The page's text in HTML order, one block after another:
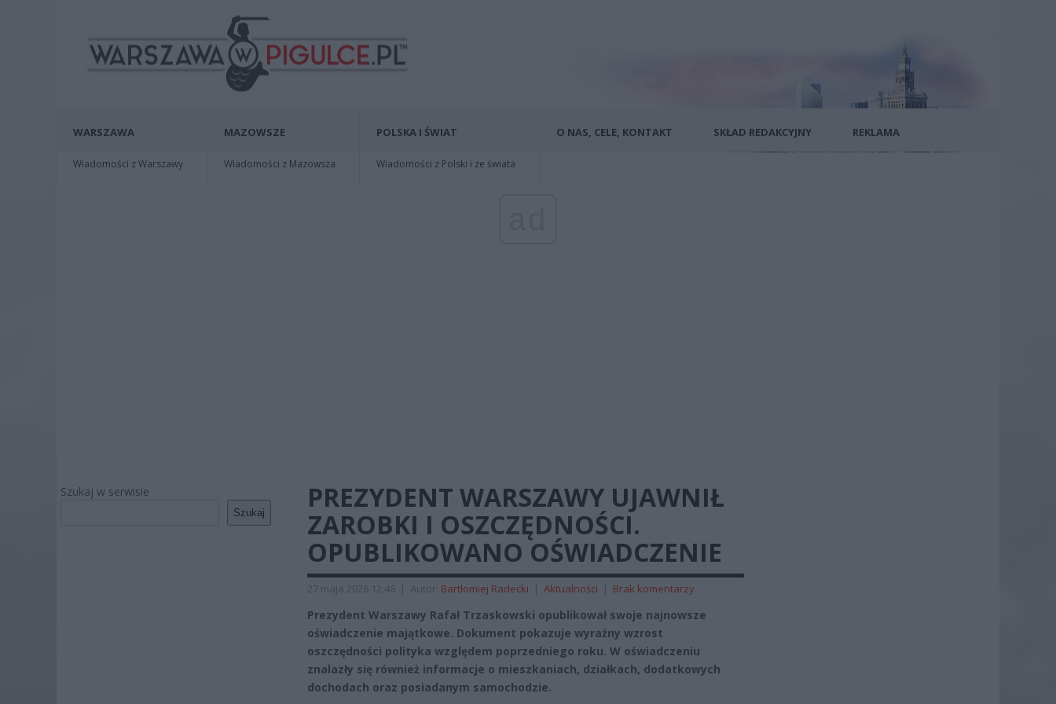
WARSZAWA
Wiadomości z Warszawy
MAZOWSZE
Wiadomości z Mazowsza
POLSKA I ŚWIAT
Wiadomości z Polski i ze świata
O NAS, CELE, KONTAKT SKŁAD REDAKCYJNY REKLAMA
Szukaj w serwisie
Szukaj
PREZYDENT WARSZAWY UJAWNIŁ
ZAROBKI I OSZCZĘDNOŚCI.
OPUBLIKOWANO OŚWIADCZENIE
27 maja 2026 12:46 | Autor: Bartłomiej Radecki | Aktualności | Brak komentarzy
Prezydent Warszawy Rafał Trzaskowski opublikował swoje najnowsze
oświadczenie majątkowe. Dokument pokazuje wyraźny wzrost
oszczędności polityka względem poprzedniego roku. W oświadczeniu
znalazły się również informacje o mieszkaniach, działkach, dodatkowych
dochodach oraz posiadanym samochodzie.